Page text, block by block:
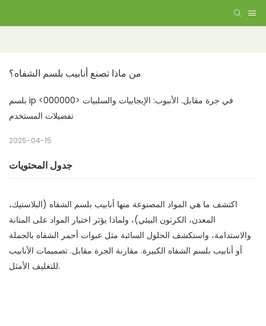
من ماذا تصنع أنابيب بلسم الشفاه؟
بلسم ip في جرة مقابل. الأنبوب: الإيجابيات والسلبيات <000000>
تفضيلات المستخدم
2025-04-15
جدول المحتويات
اكتشف ما هي المواد المصنوعة منها أنابيب بلسم الشفاه (البلاستيك،
المعدن، الكرتون البيئي)، ولماذا يؤثر اختيار المواد على المتانة
والاستدامة، واستكشف الحلول السائبة مثل عبوات أحمر الشفاه بالجملة
أو أنابيب بلسم الشفاه الكبيرة. مقارنة الجرة مقابل. تصميمات الأنابيب
للتغليف الأمثل.